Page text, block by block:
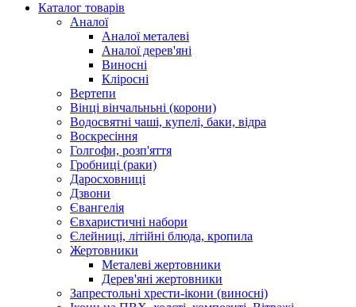
Каталог товарів
Аналої
Аналої металеві
Аналої дерев'яні
Виносні
Кліросні
Вертепи
Вінці вінчальньні (корони)
Водосвятні чаші, купелі, баки, відра
Воскресіння
Голгофи, розп'яття
Гробниці (раки)
Даросховниці
Дзвони
Євангелія
Євхаристичні набори
Єлейниці, літійні блюда, кропила
Жертовники
Металеві жертовники
Дерев'яні жертовники
Запрестольні хрести-ікони (виносні)